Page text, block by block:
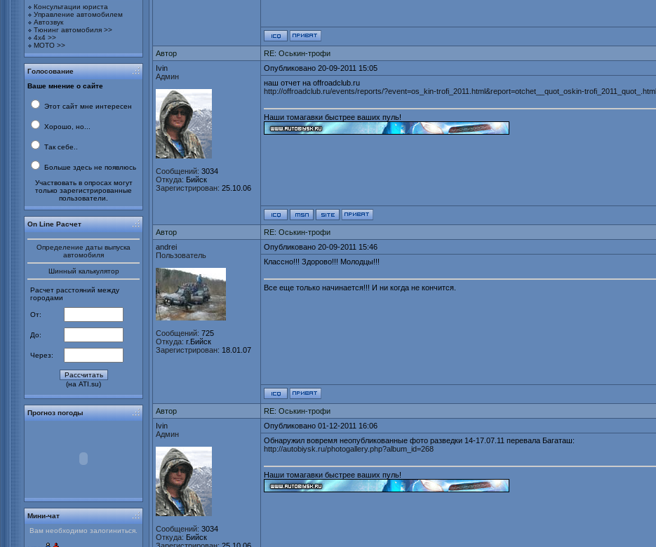
Консультации юриста
Управление автомобилем
Автозвук
Тюнинг автомобиля >>
4х4 >>
МОТО >>
Голосование
Ваше мнение о сайте
Этот сайт мне интересен
Хорошо, но...
Так себе..
Больше здесь не появлюсь
Участвовать в опросах могут
только зарегистрированные
пользователи.
On Line Расчет
Определение даты выпуска
автомобиля
Шинный калькулятор
Расчет расстояний между
городами
От:
До:
Через:
(на ATI.su)
Прогноз погоды
Мини-чат
Вам необходимо залогиниться.
Автор
RE: Оськин-трофи
Ivin
Админ
Сообщений: 3034
Откуда: Бийск
Зарегистрирован: 25.10.06
Опубликовано 20-09-2011 15:05
наш отчет на offroadclub.ru
http://offroadclub.ru/events/reports/?event=os_kin-trofi_2011.html&report=otchet__quot_oskin-trofi_2011_quot_.html
Наши томагавки быстрее ваших пуль!
Автор
RE: Оськин-трофи
andrei
Пользователь
Сообщений: 725
Откуда: г.Бийск
Зарегистрирован: 18.01.07
Опубликовано 20-09-2011 15:46
Классно!!! Здорово!!! Молодцы!!!
Все еще только начинается!!! И ни когда не кончится.
Автор
RE: Оськин-трофи
Ivin
Админ
Сообщений: 3034
Откуда: Бийск
Опубликовано 01-12-2011 16:06
Обнаружил вовремя неопубликованные фото разведки 14-17.07.11 перевала Багаташ:
http://autobiysk.ru/photogallery.php?album_id=268
Наши томагавки быстрее ваших пуль!